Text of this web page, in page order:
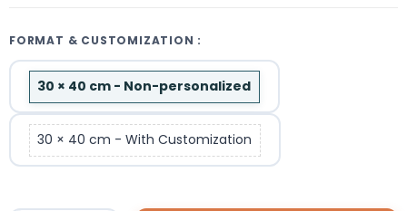
FORMAT & CUSTOMIZATION :
30 × 40 cm - Non-personalized
30 × 40 cm - With Customization